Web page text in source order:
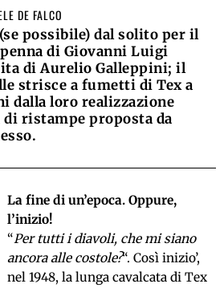
DE FALCO
possibile) dal solito per il
di Giovanni Luigi
di Aurelio Galleppini; il
strisce a fumetti di Tex a
dalla loro realizzazione
ristampe proposta da
La fine di un’epoca. Oppure,
l’inizio!
“Per tutti i diavoli, che mi siano
ancora alle costole?“. Così inizio’,
nel 1948, la lunga cavalcata di Tex